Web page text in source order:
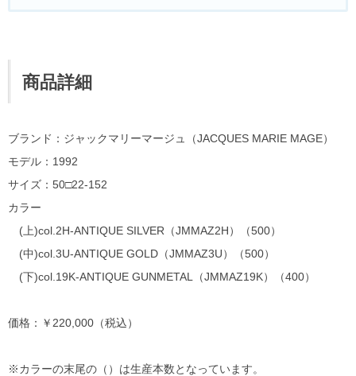
商品詳細
ブランド：ジャックマリーマージュ（JACQUES MARIE MAGE）
モデル：1992
サイズ：50□22-152
カラー
(上)col.2H-ANTIQUE SILVER（JMMAZ2H）（500）
(中)col.3U-ANTIQUE GOLD（JMMAZ3U）（500）
(下)col.19K-ANTIQUE GUNMETAL（JMMAZ19K）（400）
価格：￥220,000（税込）
※カラーの末尾の（）は生産本数となっています。